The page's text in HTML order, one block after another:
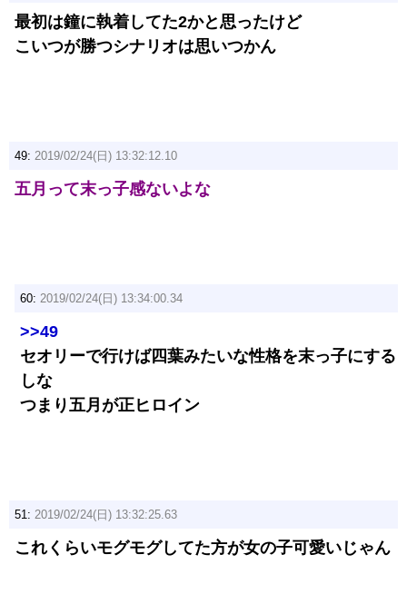
最初は鐘に執着してた2かと思ったけど
こいつが勝つシナリオは思いつかん
49: 2019/02/24(日) 13:32:12.10
五月って末っ子感ないよな
60: 2019/02/24(日) 13:34:00.34
>>49
セオリーで行けば四葉みたいな性格を末っ子にする
しな
つまり五月が正ヒロイン
51: 2019/02/24(日) 13:32:25.63
これくらいモグモグしてた方が女の子可愛いじゃん